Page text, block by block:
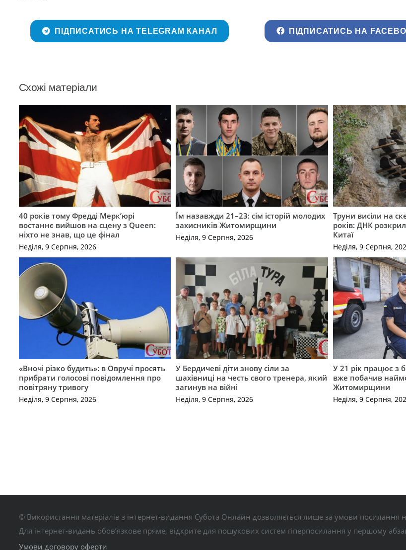
ПІДПИСАТИСЬ НА TELEGRAM КАНАЛ ПІДПИСАТИСЬ НА
Схожі матеріали
40 років тому Фредді Мерк’юрі
востаннє вийшов на сцену з Queen:
ніхто не знав, що це фінал
Неділя, 9 Серпня, 2026
Їм назавжди 21–23: сім історій молодих
захисників Житомирщини
Неділя, 9 Серпня, 2026
Труни висіли на
років: ДНК
Китаї
Неділя, 9 Серпня,
«Вночі різко будить»: в Овручі просять
прибрати голосові повідомлення про
повітряну тривогу
Неділя, 9 Серпня, 2026
У Бердичеві діти знову сіли за
шахівниці на честь свого тренера, який
загинув на війні
Неділя, 9 Серпня, 2026
У 21 рік працює з
вже побачив
Житомирщини
Неділя, 9 Серпня,
© Використання матеріалів з інтернет-видання Субота Онлайн дозволяється лише за умови посилання
Для інтернет-видань обов’язкове пряме, відкрите для пошукових систем гіперпосилання у першому
Умови договору оферти